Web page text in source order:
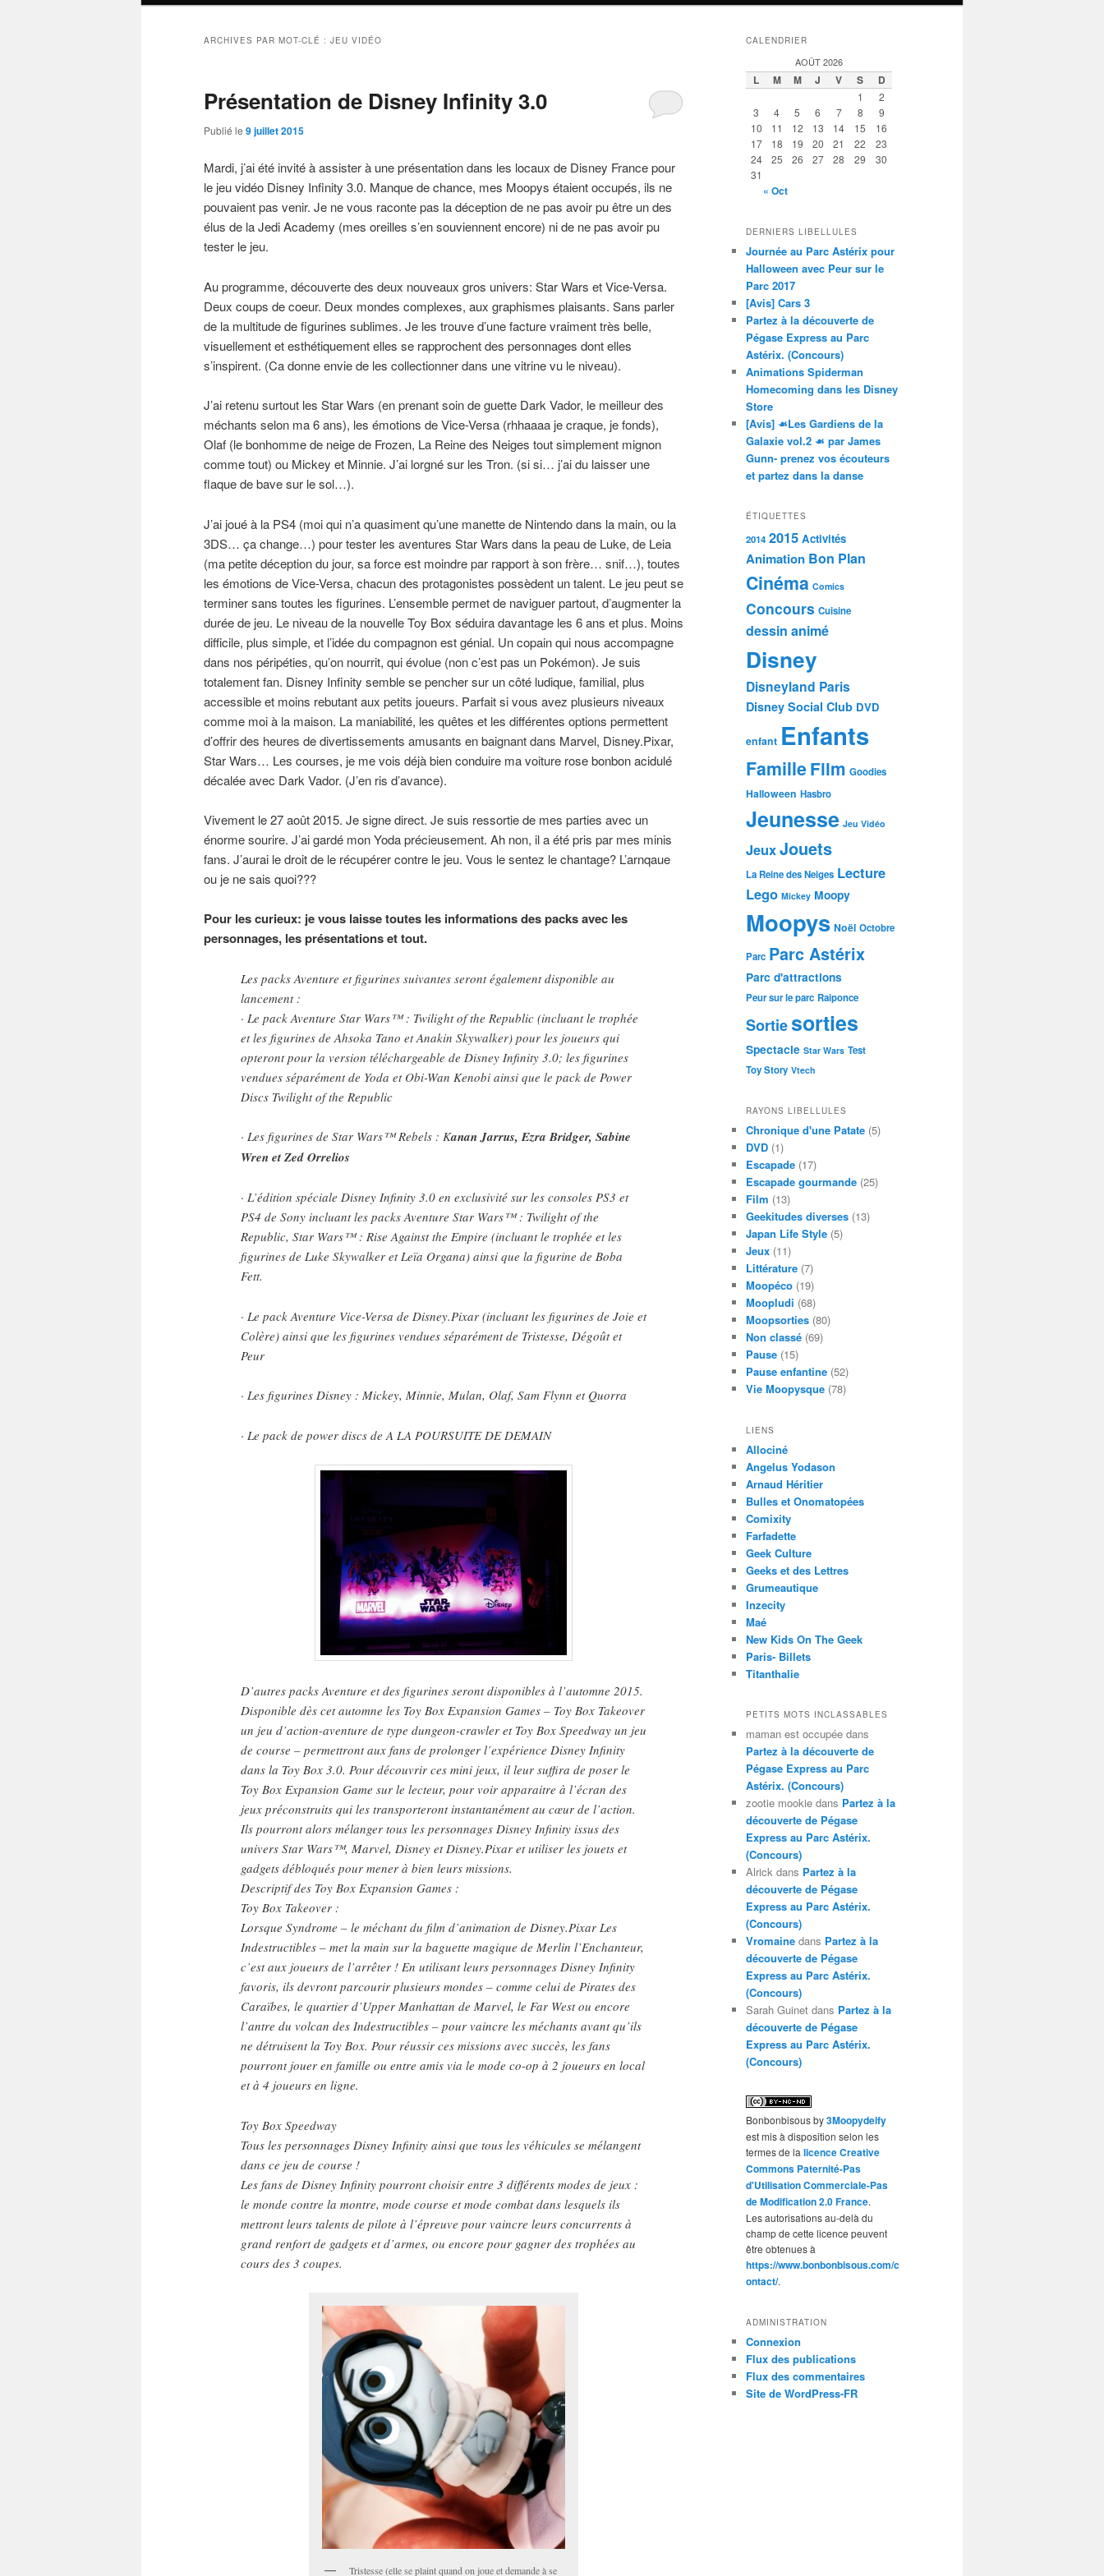
ARCHIVES PAR MOT-CLÉ : JEU VIDÉO
Présentation de Disney Infinity 3.0
Publié le 9 juillet 2015
Mardi, j’ai été invité à assister à une présentation dans les locaux de Disney France pour
le jeu vidéo Disney Infinity 3.0. Manque de chance, mes Moopys étaient occupés, ils ne
pouvaient pas venir. Je ne vous raconte pas la déception de ne pas avoir pu être un des
élus de la Jedi Academy (mes oreilles s’en souviennent encore) ni de ne pas avoir pu
tester le jeu.
Au programme, découverte des deux nouveaux gros univers: Star Wars et Vice-Versa.
Deux coups de coeur. Deux mondes complexes, aux graphismes plaisants. Sans parler
de la multitude de figurines sublimes. Je les trouve d’une facture vraiment très belle,
visuellement et esthétiquement elles se rapprochent des personnages dont elles
s’inspirent. (Ca donne envie de les collectionner dans une vitrine vu le niveau).
J’ai retenu surtout les Star Wars (en prenant soin de guette Dark Vador, le meilleur des
méchants selon ma 6 ans), les émotions de Vice-Versa (rhhaaaa je craque, je fonds),
Olaf (le bonhomme de neige de Frozen, La Reine des Neiges tout simplement mignon
comme tout) ou Mickey et Minnie. J’ai lorgné sur les Tron. (si si… j’ai du laisser une
flaque de bave sur le sol…).
J’ai joué à la PS4 (moi qui n’a quasiment qu’une manette de Nintendo dans la main, ou la
3DS… ça change…) pour tester les aventures Star Wars dans la peau de Luke, de Leia
(ma petite déception du jour, sa force est moindre par rapport à son frère… snif…), toutes
les émotions de Vice-Versa, chacun des protagonistes possèdent un talent. Le jeu peut se
terminer sans toutes les figurines. L’ensemble permet de naviguer partout, d’augmenter la
durée de jeu. Le niveau de la nouvelle Toy Box séduira davantage les 6 ans et plus. Moins
difficile, plus simple, et l’idée du compagnon est génial. Un copain qui nous accompagne
dans nos péripéties, qu’on nourrit, qui évolue (non c’est pas un Pokémon). Je suis
totalement fan. Disney Infinity semble se pencher sur un côté ludique, familial, plus
accessible et moins rebutant aux petits joueurs. Parfait si vous avez plusieurs niveaux
comme moi à la maison. La maniabilité, les quêtes et les différentes options permettent
d’offrir des heures de divertissements amusants en baignant dans Marvel, Disney.Pixar,
Star Wars… Les courses, je me vois déjà bien conduire ma voiture rose bonbon acidulé
décalée avec Dark Vador. (J’en ris d’avance).
Vivement le 27 août 2015. Je signe direct. Je suis ressortie de mes parties avec un
énorme sourire. J’ai gardé mon Yoda précieusement. Ah non, il a été pris par mes minis
fans. J’aurai le droit de le récupérer contre le jeu. Vous le sentez le chantage? L’arnqaue
ou je ne sais quoi???
Pour les curieux: je vous laisse toutes les informations des packs avec les
personnages, les présentations et tout.
Les packs Aventure et figurines suivantes seront également disponible au
lancement :
· Le pack Aventure Star Wars™ : Twilight of the Republic (incluant le trophée
et les figurines de Ahsoka Tano et Anakin Skywalker) pour les joueurs qui
opteront pour la version téléchargeable de Disney Infinity 3.0; les figurines
vendues séparément de Yoda et Obi-Wan Kenobi ainsi que le pack de Power
Discs Twilight of the Republic
· Les figurines de Star Wars™ Rebels : Kanan Jarrus, Ezra Bridger, Sabine
Wren et Zed Orrelios
· L’édition spéciale Disney Infinity 3.0 en exclusivité sur les consoles PS3 et
PS4 de Sony incluant les packs Aventure Star Wars™ : Twilight of the
Republic, Star Wars™ : Rise Against the Empire (incluant le trophée et les
figurines de Luke Skywalker et Leïa Organa) ainsi que la figurine de Boba
Fett.
· Le pack Aventure Vice-Versa de Disney.Pixar (incluant les figurines de Joie et
Colère) ainsi que les figurines vendues séparément de Tristesse, Dégoût et
Peur
· Les figurines Disney : Mickey, Minnie, Mulan, Olaf, Sam Flynn et Quorra
· Le pack de power discs de A LA POURSUITE DE DEMAIN
D’autres packs Aventure et des figurines seront disponibles à l’automne 2015.
Disponible dès cet automne les Toy Box Expansion Games – Toy Box Takeover
un jeu d’action-aventure de type dungeon-crawler et Toy Box Speedway un jeu
de course – permettront aux fans de prolonger l’expérience Disney Infinity
dans la Toy Box 3.0. Pour découvrir ces mini jeux, il leur suffira de poser le
Toy Box Expansion Game sur le lecteur, pour voir apparaitre à l’écran des
jeux préconstruits qui les transporteront instantanément au cœur de l’action.
Ils pourront alors mélanger tous les personnages Disney Infinity issus des
univers Star Wars™, Marvel, Disney et Disney.Pixar et utiliser les jouets et
gadgets débloqués pour mener à bien leurs missions.
Descriptif des Toy Box Expansion Games :
Toy Box Takeover :
Lorsque Syndrome – le méchant du film d’animation de Disney.Pixar Les
Indestructibles – met la main sur la baguette magique de Merlin l’Enchanteur,
c’est aux joueurs de l’arrêter ! En utilisant leurs personnages Disney Infinity
favoris, ils devront parcourir plusieurs mondes – comme celui de Pirates des
Caraïbes, le quartier d’Upper Manhattan de Marvel, le Far West ou encore
l’antre du volcan des Indestructibles – pour vaincre les méchants avant qu’ils
ne détruisent la Toy Box. Pour réussir ces missions avec succès, les fans
pourront jouer en famille ou entre amis via le mode co-op à 2 joueurs en local
et à 4 joueurs en ligne.
Toy Box Speedway
Tous les personnages Disney Infinity ainsi que tous les véhicules se mélangent
dans ce jeu de course !
Les fans de Disney Infinity pourront choisir entre 3 différents modes de jeux :
le monde contre la montre, mode course et mode combat dans lesquels ils
mettront leurs talents de pilote à l’épreuve pour vaincre leurs concurrents à
grand renfort de gadgets et d’armes, ou encore pour gagner des trophées au
cours des 3 coupes.
Tristesse (elle se plaint quand on joue et demande à se
CALENDRIER
AOÛT 2026
L M M J V S D
1
2
3
4 5 6 7 8
9
10
11 12 13 14 15
16
17
18 19 20 21 22
23
24
25 26 27 28 29
30
31
« Oct
DERNIERS LIBELLULES
Journée au Parc Astérix pour
Halloween avec Peur sur le
Parc 2017
[Avis] Cars 3
Partez à la découverte de
Pégase Express au Parc
Astérix. (Concours)
Animations Spiderman
Homecoming dans les Disney
Store
[Avis] ☙Les Gardiens de la
Galaxie vol.2 ☙ par James
Gunn- prenez vos écouteurs
et partez dans la danse
ÉTIQUETTES
2014 2015 Activités
Animation Bon Plan
Cinéma Comics
Concours Cuisine
dessin animé
Disney
Disneyland Paris
Disney Social Club DVD
enfant Enfants
FamilleFilm Goodies
Halloween Hasbro
Jeunesse Jeu Vidéo
JeuxJouets
La Reine des Neiges Lecture
Lego Mickey Moopy
Moopys Noël Octobre
Parc Parc Astérix
Parc d'attractions
Peur sur le parc Raiponce
Sortiesorties
Spectacle Star Wars Test
Toy Story Vtech
RAYONS LIBELLULES
Chronique d'une Patate (5)
DVD (1)
Escapade (17)
Escapade gourmande (25)
Film (13)
Geekitudes diverses (13)
Japan Life Style (5)
Jeux (11)
Littérature (7)
Moopéco (19)
Moopludi (68)
Moopsorties (80)
Non classé (69)
Pause (15)
Pause enfantine (52)
Vie Moopysque (78)
LIENS
Allociné
Angelus Yodason
Arnaud Héritier
Bulles et Onomatopées
Comixity
Farfadette
Geek Culture
Geeks et des Lettres
Grumeautique
Inzecity
Maé
New Kids On The Geek
Paris- Billets
Titanthalie
PETITS MOTS INCLASSABLES
maman est occupée dans
Partez à la découverte de
Pégase Express au Parc
Astérix. (Concours)
zootie mookie dans Partez à la
découverte de Pégase
Express au Parc Astérix.
(Concours)
Alrick dans Partez à la
découverte de Pégase
Express au Parc Astérix.
(Concours)
Vromaine dans Partez à la
découverte de Pégase
Express au Parc Astérix.
(Concours)
Sarah Guinet dans Partez à la
découverte de Pégase
Express au Parc Astérix.
(Concours)
Bonbonbisousby3Moopydelfy
est mis à disposition selon les
termes de la licence Creative
Commons Paternité-Pas
d'Utilisation Commerciale-Pas
de Modification 2.0 France.
Les autorisations au-delà du
champ de cette licence peuvent
être obtenues à
https://www.bonbonbisous.com/c
ontact/.
ADMINISTRATION
Connexion
Flux des publications
Flux des commentaires
Site de WordPress-FR